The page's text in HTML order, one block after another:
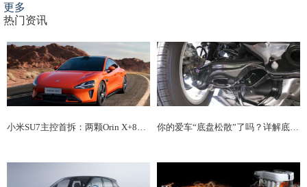
更多
热门资讯
小米SU7主控首拆：两颗Orin X+8295芯片现真身 做工和特斯拉比是什么水平 你的爱车“底盘松散”了吗？详解底盘松散的原因